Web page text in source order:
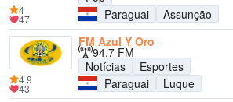
Paraguai
Assunção
4
47
FM Azul Y Oro
94.7 FM
Notícias
Esportes
Paraguai
Luque
4.9
43